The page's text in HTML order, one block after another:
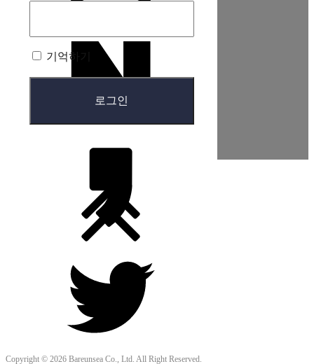
Copyright © 2026 Bareunsea Co., Ltd. All Right Reserved.
기억하기